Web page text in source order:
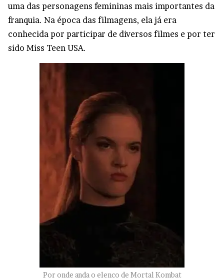
uma das personagens femininas mais importantes da
franquia. Na época das filmagens, ela já era
conhecida por participar de diversos filmes e por ter
sido Miss Teen USA.
Por onde anda o elenco de Mortal Kombat